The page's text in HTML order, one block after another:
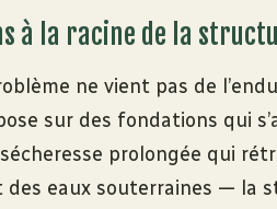
à la racine de la
ne vient pas de
sur des fondations qui
sécheresse prolongée qui
des eaux souterraines — la